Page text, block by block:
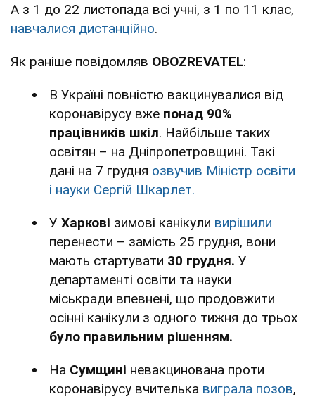
А з 1 до 22 листопада всі учні, з 1 по 11 клас,
навчалися дистанційно.
Як раніше повідомляв OBOZREVATEL:
В Україні повністю вакцинувалися від
коронавірусу вже понад 90%
працівників шкіл. Найбільше таких
освітян – на Дніпропетровщині. Такі
дані на 7 грудня озвучив Міністр освіти
і науки Сергій Шкарлет.
У Харкові зимові канікули вирішили
перенести – замість 25 грудня, вони
мають стартувати 30 грудня. У
департаменті освіти та науки
міськради впевнені, що продовжити
осінні канікули з одного тижня до трьох
було правильним рішенням.
На Сумщині невакцинована проти
коронавірусу вчителька виграла позов,